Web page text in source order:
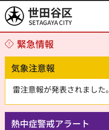
世田谷区
緊急情報
気象注意報
雷注意報が発表されました。
熱中症警戒アラート